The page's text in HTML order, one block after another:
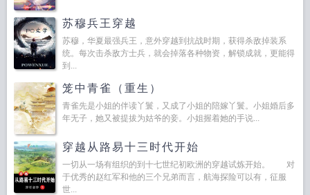
苏穆兵王穿越
苏穆，华夏最强兵王，意外穿越到抗战时期，获得杀敌掉装系
统。每次击杀敌方士兵，就会掉落各种物资，解锁成就，更能得
到...
笼中青雀（重生）
青雀先是小姐的伴读丫鬟，又成了小姐的陪嫁丫鬟。小姐婚后多
年无子，她又被提拔为姑爷的妾。小姐握着她的手说...
穿越从路易十三时代开始
一切从一场有组织的到十七世纪初欧洲的穿越试炼开始。 对
于优秀的赵红军和他的三个兄弟而言，航海探险可以有，征服
世...